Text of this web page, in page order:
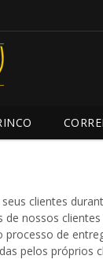
clientes
nossos
de
pelos próprios